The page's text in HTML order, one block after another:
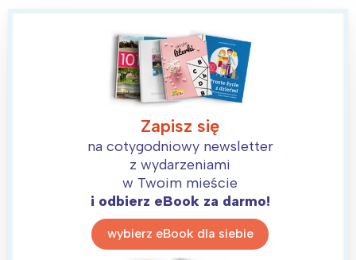
Zapisz się
na cotygodniowy newsletter
z wydarzeniami
w Twoim mieście
i odbierz eBook za darmo!
wybierz eBook dla siebie